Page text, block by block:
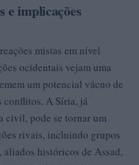
e implicações
mistas em nível
ocidentais vejam uma
um potencial vácuo de
conflitos. A Síria, já
civil, pode se tornar um
rivais, incluindo grupos
históricos de Assad,